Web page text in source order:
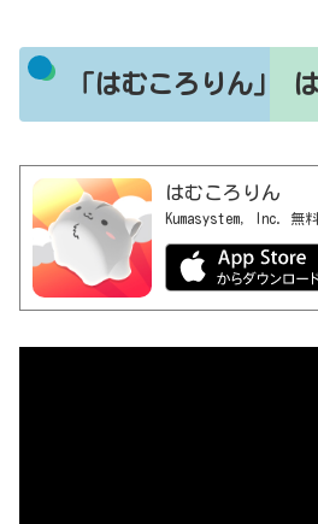
「はむころりん」
はむころりん
Kumasystem, Inc. 無